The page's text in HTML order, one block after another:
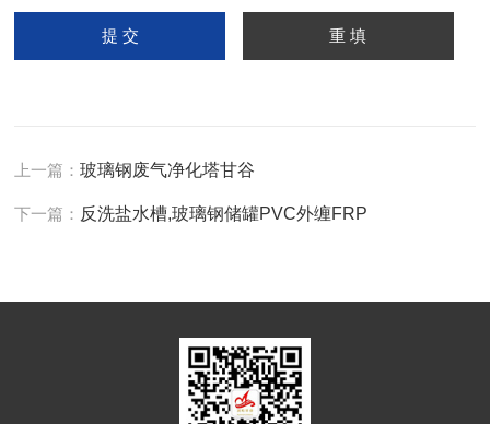
上一篇：玻璃钢废气净化塔甘谷
下一篇： 反洗盐水槽,玻璃钢储罐PVC外缠FRP